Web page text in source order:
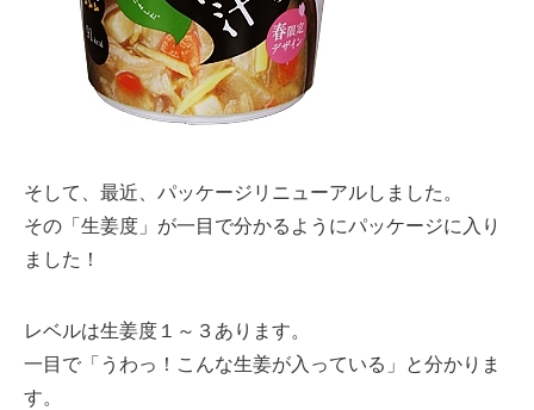
そして、最近、パッケージリニューアルしました。
その「生姜度」が一目で分かるようにパッケージに入り
ました！
レベルは生姜度１～３あります。
一目で「うわっ！こんな生姜が入っている」と分かりま
す。